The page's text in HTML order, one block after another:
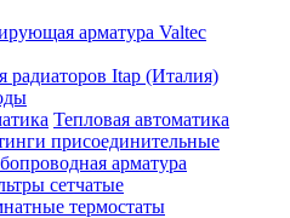
арматура Valtec
радиаторов Itap (Италия)
Тепловая автоматика
присоединительные
арматура
сетчатые
термостаты